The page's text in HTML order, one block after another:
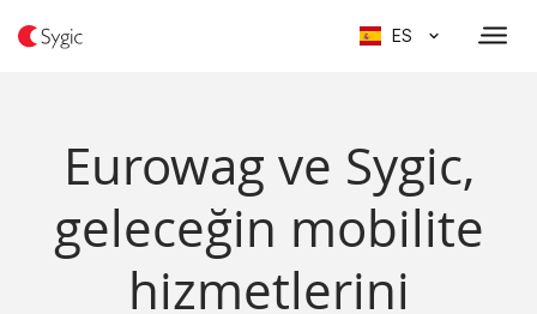
ES
Eurowag ve Sygic,
geleceğin mobilite
hizmetlerini